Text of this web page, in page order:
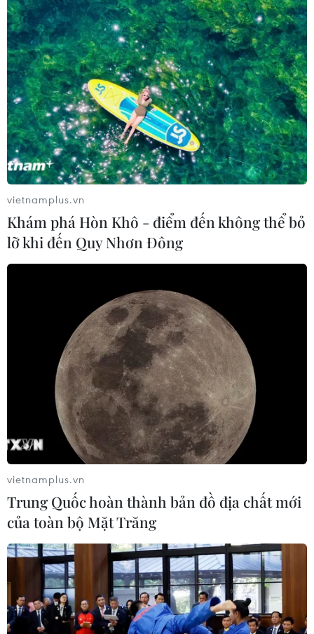
vietnamplus.vn
Khám phá Hòn Khô - điểm đến không thể bỏ
lỡ khi đến Quy Nhơn Đông
vietnamplus.vn
Trung Quốc hoàn thành bản đồ địa chất mới
của toàn bộ Mặt Trăng